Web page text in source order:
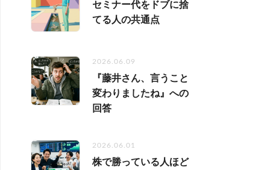
セミナー代をドブに捨
てる人の共通点
2026.06.09
『藤井さん、言うこと
変わりましたね』への
回答
2026.06.01
株で勝っている人ほど